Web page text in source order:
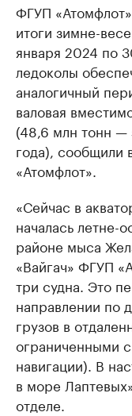
ФГУП
итоги зимне-
января 2024 по
ледоколы
аналогичный
валовая
(48,6 млн тонн —
года), сообщили
«Атомфлот».
«Сейчас в
началась летне-
районе мыса
«Вайгач» ФГУП
три судна. Это
направлении по
грузов в
ограниченными
навигации). В
в море
отделе.